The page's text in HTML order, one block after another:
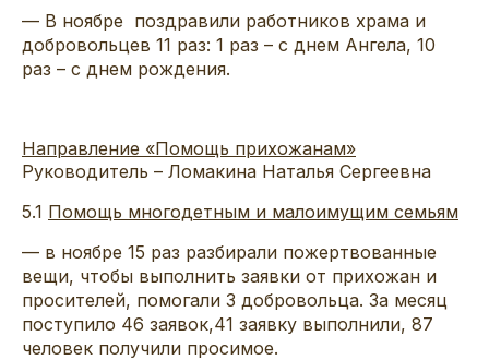
— В ноябре поздравили работников храма и
добровольцев 11 раз: 1 раз – с днем Ангела, 10
раз – с днем рождения.
Направление «Помощь прихожанам»
Руководитель – Ломакина Наталья Сергеевна
5.1 Помощь многодетным и малоимущим семьям
— в ноябре 15 раз разбирали пожертвованные
вещи, чтобы выполнить заявки от прихожан и
просителей, помогали 3 добровольца. За месяц
поступило 46 заявок,41 заявку выполнили, 87
человек получили просимое.